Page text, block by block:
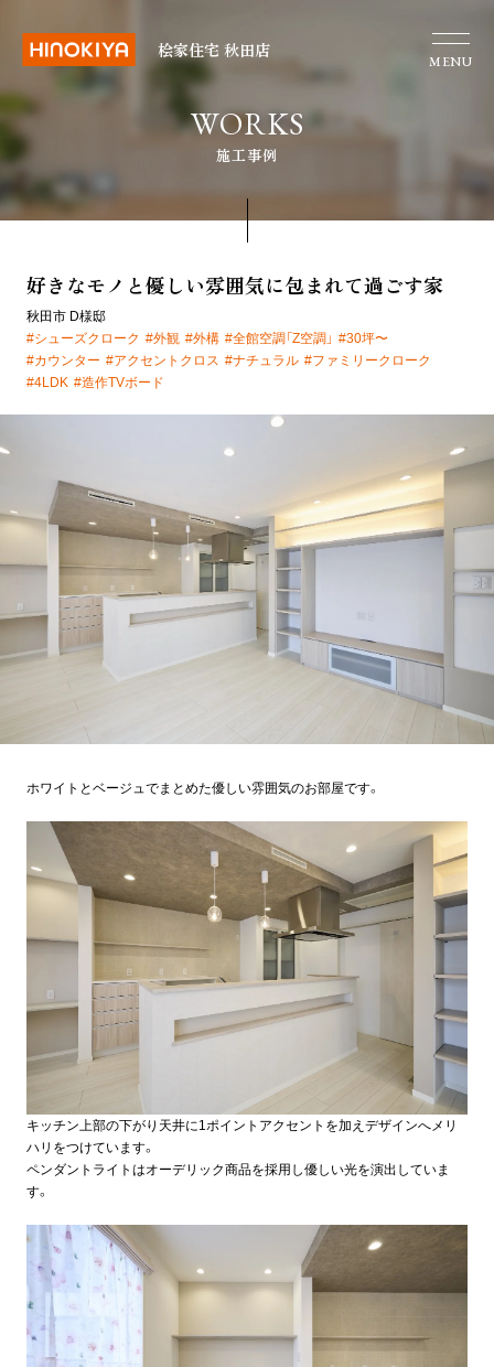
桧家住宅 秋田店
MENU
WORKS
施工事例
好きなモノと優しい雰囲気に包まれて過ごす家
秋田市 D様邸
#シューズクローク #外観 #外構 #全館空調「Z空調」 #30坪〜
#カウンター #アクセントクロス #ナチュラル #ファミリークローク
#4LDK #造作TVボード
ホワイトとベージュでまとめた優しい雰囲気のお部屋です。
キッチン上部の下がり天井に1ポイントアクセントを加えデザインへメリ
ハリをつけています。
ペンダントライトはオーデリック商品を採用し優しい光を演出していま
す。